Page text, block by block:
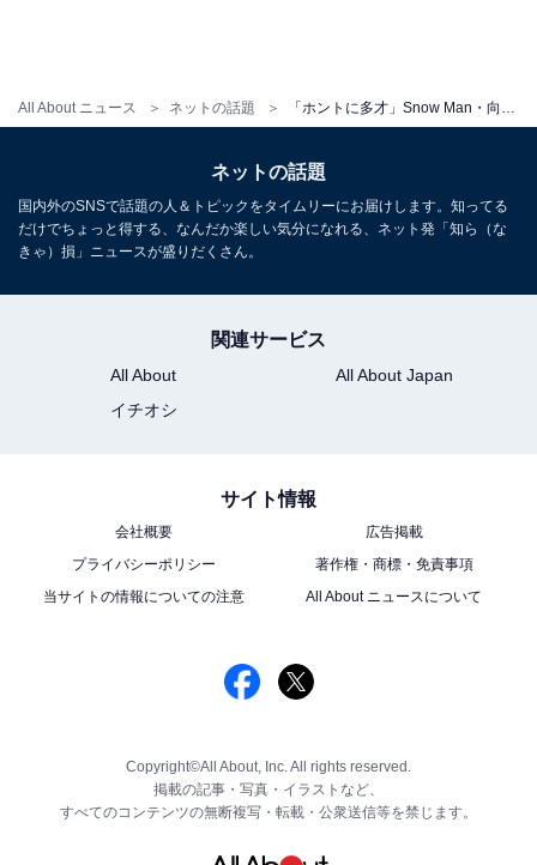
All About ニュース ネットの話題
ネットの話題
国内外のSNSで話題の人＆トピックをタイムリーにお届けします。知ってる
だけでちょっと得する、なんだか楽しい気分になれる、ネット発「知ら（な
きゃ）損」ニュースが盛りだくさん。
関連サービス
All About
All About Japan
イチオシ
サイト情報
会社概要
広告掲載
プライバシーポリシー
著作権・商標・免責事項
当サイトの情報についての注意
All About ニュースについて
Copyright©All About, Inc. All rights reserved.
掲載の記事・写真・イラストなど、
すべてのコンテンツの無断複写・転載・公衆送信等を禁じます。